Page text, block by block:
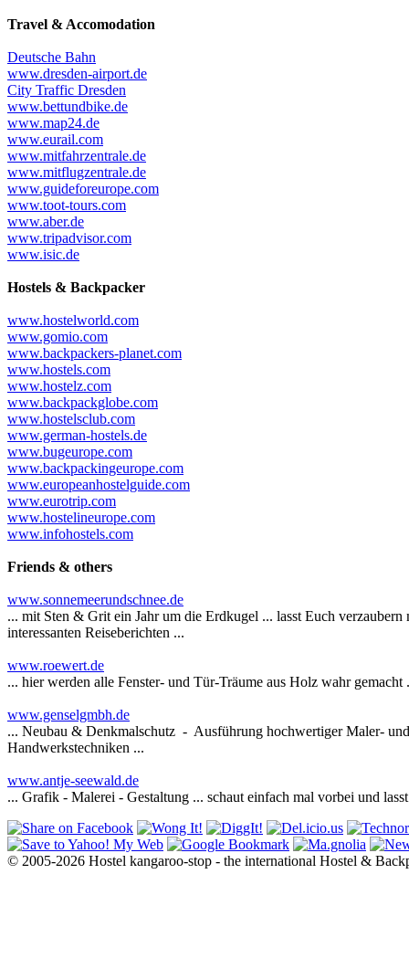
Travel & Accomodation
Deutsche Bahn
www.dresden-airport.de
City Traffic Dresden
www.bettundbike.de
www.map24.de
www.eurail.com
www.mitfahrzentrale.de
www.mitflugzentrale.de
www.guideforeurope.com
www.toot-tours.com
www.aber.de
www.tripadvisor.com
www.isic.de
Hostels & Backpacker
www.hostelworld.com
www.gomio.com
www.backpackers-planet.com
www.hostels.com
www.hostelz.com
www.backpackglobe.com
www.hostelsclub.com
www.german-hostels.de
www.bugeurope.com
www.backpackingeurope.com
www.europeanhostelguide.com
www.eurotrip.com
www.hostelineurope.com
www.infohostels.com
Friends & others
www.sonnemeerundschnee.de
... mit Sten & Grit ein Jahr um die Erdkugel ... lasst Euch
interessanten Reiseberichten ...
www.roewert.de
... hier werden alle Fenster- und Tür-Träume aus Holz wahr gemacht
www.genselgmbh.de
... Neubau & Denkmalschutz - Ausführung hochwertiger Maler-
Handwerkstechniken ...
www.antje-seewald.de
... Grafik - Malerei - Gestaltung ... schaut einfach mal vorbei und
© 2005-2026 Hostel kangaroo-stop - the international Hostel &